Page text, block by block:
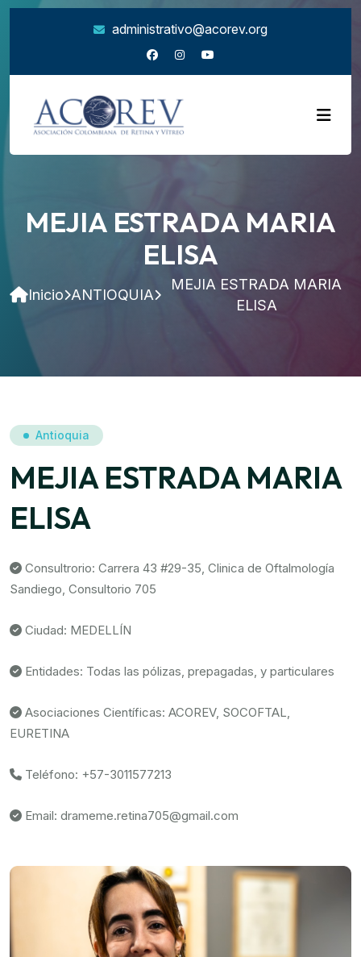
administrativo@acorev.org
MEJIA ESTRADA MARIA
ELISA
Inicio ANTIOQUIA
MEJIA ESTRADA MARIA
ELISA
Antioquia
MEJIA ESTRADA MARIA
ELISA
Consultrorio: Carrera 43 #29-35, Clinica de Oftalmología
Sandiego, Consultorio 705
Ciudad: MEDELLÍN
Entidades: Todas las pólizas, prepagadas, y particulares
Asociaciones Científicas: ACOREV, SOCOFTAL,
EURETINA
Teléfono: +57-3011577213
Email: drameme.retina705@gmail.com